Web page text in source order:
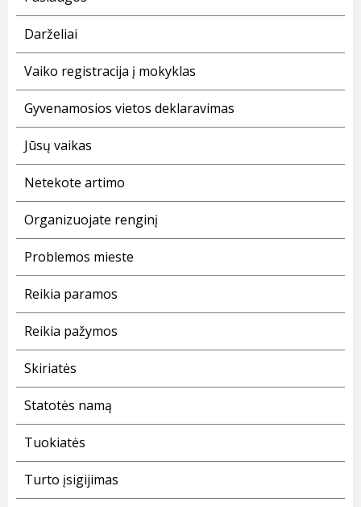
Darželiai
Vaiko registracija į mokyklas
Gyvenamosios vietos deklaravimas
Jūsų vaikas
Netekote artimo
Organizuojate renginį
Problemos mieste
Reikia paramos
Reikia pažymos
Skiriatės
Statotės namą
Tuokiatės
Turto įsigijimas